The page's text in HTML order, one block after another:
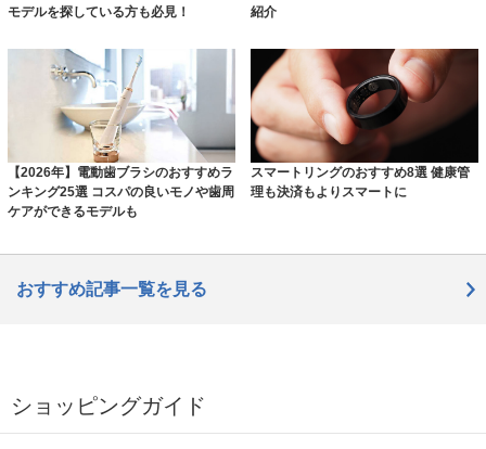
モデルを探している方も必見！
紹介
【2026年】電動歯ブラシのおすすめラ
ンキング25選 コスパの良いモノや歯周
ケアができるモデルも
スマートリングのおすすめ8選 健康管
理も決済もよりスマートに
おすすめ記事一覧を見る
ショッピングガイド